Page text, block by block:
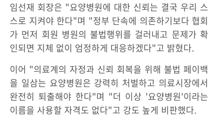
임선재 회장은 "요양병원에 대한 신뢰는 결국 우리 스
스로 지켜야 한다"며 "정부 단속에 의존하기보다 협회
가 먼저 회원 병원의 불법행위를 걸러내고 문제가 확
인되면 지체 없이 엄정하게 대응하겠다"고 밝혔다.
이어 "의료계의 자정과 신뢰 회복을 위해 불법 페이백
을 일삼는 요양병원은 강력히 처벌하고 의료시장에서
완전히 퇴출해야 한다"며 "더 이상 '요양병원'이라는
이름을 사용할 자격도 없다"고 강도 높게 비판했다.